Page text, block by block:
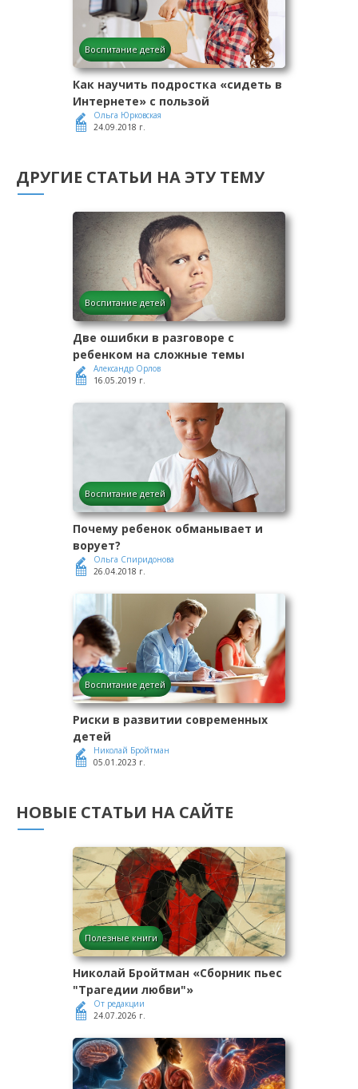
Воспитание детей
Как научить подростка «сидеть в
Интернете» с пользой
Ольга Юрковская
24.09.2018 г.
ДРУГИЕ СТАТЬИ НА ЭТУ ТЕМУ
Воспитание детей
Две ошибки в разговоре с
ребенком на сложные темы
Александр Орлов
16.05.2019 г.
Воспитание детей
Почему ребенок обманывает и
ворует?
Ольга Спиридонова
26.04.2018 г.
Воспитание детей
Риски в развитии современных
детей
Николай Бройтман
05.01.2023 г.
НОВЫЕ СТАТЬИ НА САЙТЕ
Полезные книги
Николай Бройтман «Сборник пьес
"Трагедии любви"»
От редакции
24.07.2026 г.